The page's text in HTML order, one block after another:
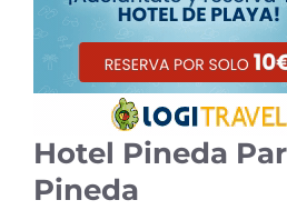
Hotel Pineda
Pineda